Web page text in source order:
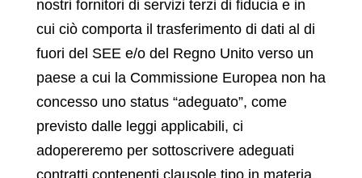
nostri fornitori di servizi terzi di fiducia e in
cui ciò comporta il trasferimento di dati al di
fuori del SEE e/o del Regno Unito verso un
paese a cui la Commissione Europea non ha
concesso uno status “adeguato”, come
previsto dalle leggi applicabili, ci
adopereremo per sottoscrivere adeguati
contratti contenenti clausole tipo in materia